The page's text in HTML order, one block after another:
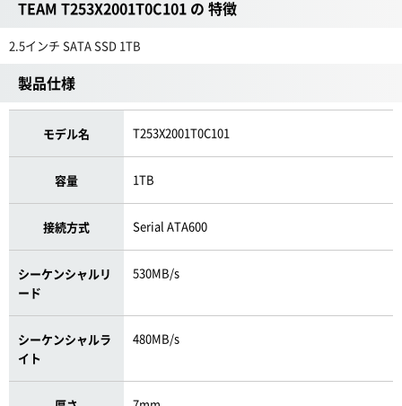
TEAM T253X2001T0C101 の 特徴
2.5インチ SATA SSD 1TB
製品仕様
モデル名 T253X2001T0C101
容量 1TB
接続方式 Serial ATA600
シーケンシャルリ
ード
530MB/s
シーケンシャルラ
イト
480MB/s